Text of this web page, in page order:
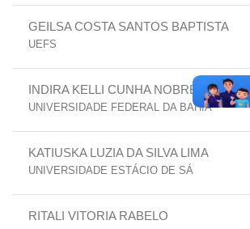
GEILSA COSTA SANTOS BAPTISTA
UEFS
INDIRA KELLI CUNHA NOBRE GUSMÃO
UNIVERSIDADE FEDERAL DA BAHIA
KATIUSKA LUZIA DA SILVA LIMA
UNIVERSIDADE ESTÁCIO DE SÁ
RITALI VITORIA RABELO